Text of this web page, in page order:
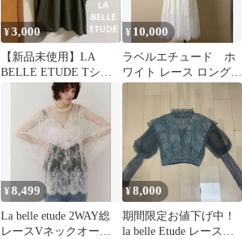
¥3,000
【新品未使用】LA
BELLE ETUDE Tシャ
ツカーキ2 4400円
¥ 10,000
ラベルエチュード ホ
ワイト レース ロングワ
ンピース 半袖
¥8,499
La belle etude 2WAY総
レースVネックオーバ
¥8,000
期間限定お値下げ中！
la belle Etude レースブ